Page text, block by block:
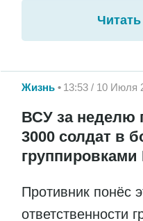
Жизнь 13:53 / 10 Июля
ВСУ за неделю
3000 солдат в
Противник понёс
ответственности